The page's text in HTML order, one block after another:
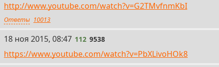
http://www.youtube.com/watch?v=G2TMvfnmKbI
Ответы 10013
112
18 ноя 2015, 08:47 112 9538
https://www.youtube.com/watch?v=PbXLivoHOk8